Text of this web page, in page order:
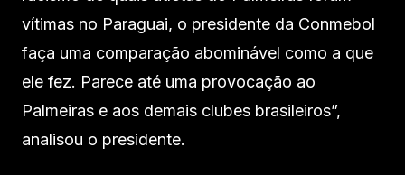
vítimas no Paraguai, o presidente da Conmebol
faça uma comparação abominável como a que
ele fez. Parece até uma provocação ao
Palmeiras e aos demais clubes brasileiros”,
analisou o presidente.